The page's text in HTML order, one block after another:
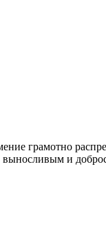
грамотно
и